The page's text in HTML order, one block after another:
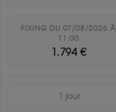
FIXING DU 07/08/2026 À
11:00
1.794 €
1 jour